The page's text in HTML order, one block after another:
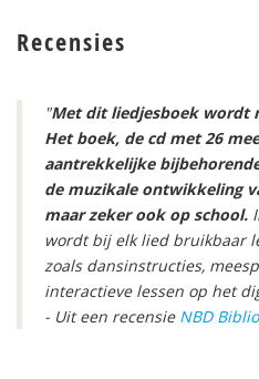
Recensies
"Met dit liedjesboek wordt
Het boek, de cd met 26
aantrekkelijke
de muzikale ontwikkeling
maar zeker ook op school.
wordt bij elk lied bruikbaar
zoals dansinstructies,
interactieve lessen op het
- Uit een recensie NBD